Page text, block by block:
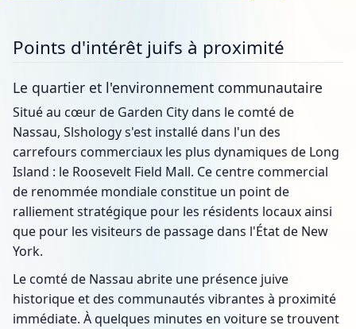
Points d'intérêt juifs à proximité
Le quartier et l'environnement communautaire
Situé au cœur de Garden City dans le comté de
Nassau, Slshology s'est installé dans l'un des
carrefours commerciaux les plus dynamiques de Long
Island : le Roosevelt Field Mall. Ce centre commercial
de renommée mondiale constitue un point de
ralliement stratégique pour les résidents locaux ainsi
que pour les visiteurs de passage dans l'État de New
York.
Le comté de Nassau abrite une présence juive
historique et des communautés vibrantes à proximité
immédiate. À quelques minutes en voiture se trouvent